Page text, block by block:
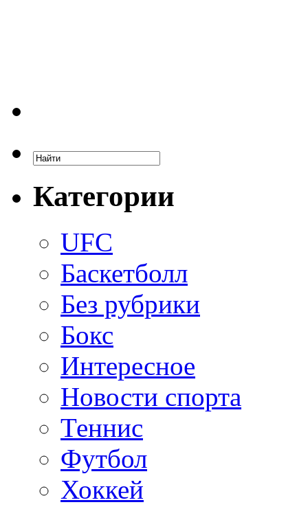
Категории
UFC
Баскетболл
Без рубрики
Бокс
Интересное
Новости спорта
Теннис
Футбол
Хоккей